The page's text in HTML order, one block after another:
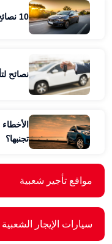
10 نصائح يجب أن تعرفها قبل استئجار سيارة
نصائح
تجنبها؟
مواقع تأجير شعبية
سيارات الإيجار الشعبية